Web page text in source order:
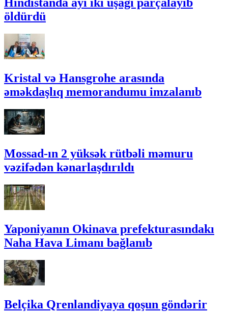
Hindistanda ayı iki uşağı parçalayıb
öldürdü
Kristal və Hansgrohe arasında
əməkdaşlıq memorandumu imzalanıb
Mossad-ın 2 yüksək rütbəli məmuru
vəzifədən kənarlaşdırıldı
Yaponiyanın Okinava prefekturasındakı
Naha Hava Limanı bağlanıb
Belçika Qrenlandiyaya qoşun göndərir